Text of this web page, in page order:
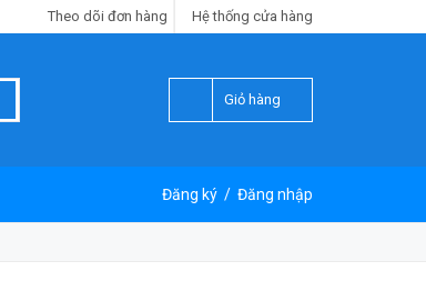
Hệ thống cửa hàng
Theo dõi đơn hàng
Giỏ hàng
Đăng ký / Đăng nhập